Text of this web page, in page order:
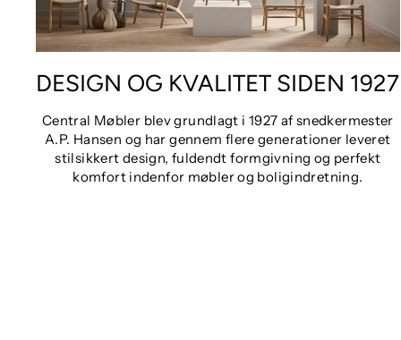
DESIGN OG KVALITET SIDEN 1927
Central Møbler blev grundlagt i 1927 af snedkermester
A.P. Hansen og har gennem flere generationer leveret
stilsikkert design, fuldendt formgivning og perfekt
komfort indenfor møbler og boligindretning.